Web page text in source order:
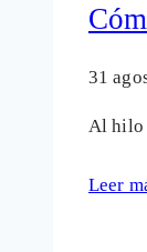
31
Al hilo
Leer